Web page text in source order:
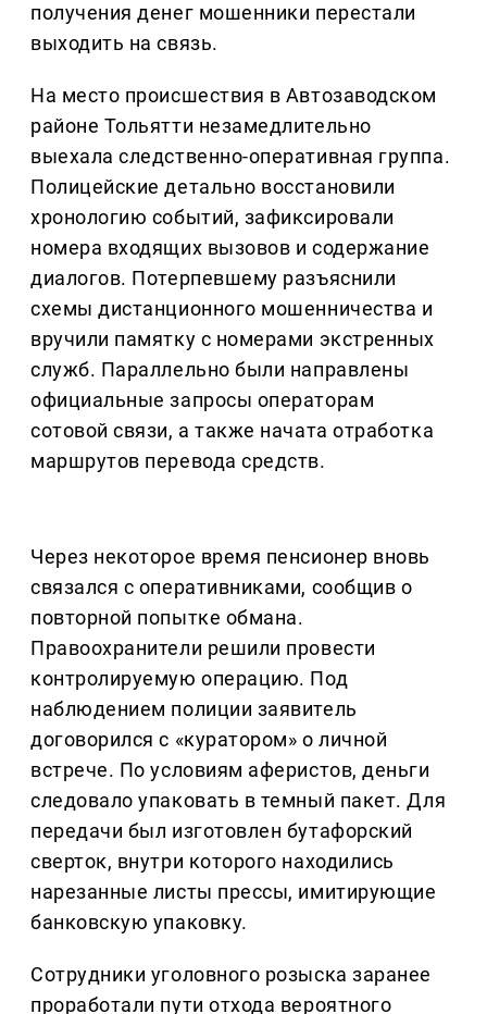
получения денег мошенники перестали
выходить на связь.
На место происшествия в Автозаводском
районе Тольятти незамедлительно
выехала следственно-оперативная группа.
Полицейские детально восстановили
хронологию событий, зафиксировали
номера входящих вызовов и содержание
диалогов. Потерпевшему разъяснили
схемы дистанционного мошенничества и
вручили памятку с номерами экстренных
служб. Параллельно были направлены
официальные запросы операторам
сотовой связи, а также начата отработка
маршрутов перевода средств.
Через некоторое время пенсионер вновь
связался с оперативниками, сообщив о
повторной попытке обмана.
Правоохранители решили провести
контролируемую операцию. Под
наблюдением полиции заявитель
договорился с «куратором» о личной
встрече. По условиям аферистов, деньги
следовало упаковать в темный пакет. Для
передачи был изготовлен бутафорский
сверток, внутри которого находились
нарезанные листы прессы, имитирующие
банковскую упаковку.
Сотрудники уголовного розыска заранее
проработали пути отхода вероятного